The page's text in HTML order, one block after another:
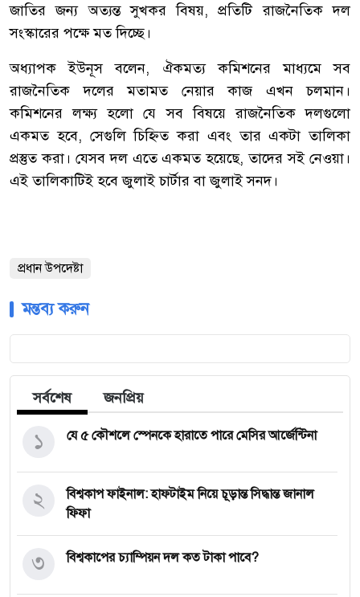
জাতির জন্য অত্যন্ত সুখকর বিষয়, প্রতিটি রাজনৈতিক দল
সংস্কারের পক্ষে মত দিচ্ছে।
অধ্যাপক ইউনূস বলেন, ঐকমত্য কমিশনের মাধ্যমে সব
রাজনৈতিক দলের মতামত নেয়ার কাজ এখন চলমান।
কমিশনের লক্ষ্য হলো যে সব বিষয়ে রাজনৈতিক দলগুলো
একমত হবে, সেগুলি চিহ্নিত করা এবং তার একটা তালিকা
প্রস্তুত করা। যেসব দল এতে একমত হয়েছে, তাদের সই নেওয়া।
এই তালিকাটিই হবে জুলাই চার্টার বা জুলাই সনদ।
প্রধান উপদেষ্টা
মন্তব্য করুন
সর্বশেষ জনপ্রিয়
যে ৫ কৌশলে স্পেনকে হারাতে পারে মেসির আর্জেন্টিনা
১
বিশ্বকাপ ফাইনাল: হাফটাইম নিয়ে চূড়ান্ত সিদ্ধান্ত জানাল
ফিফা
২
বিশ্বকাপের চ্যাম্পিয়ন দল কত টাকা পাবে?
৩